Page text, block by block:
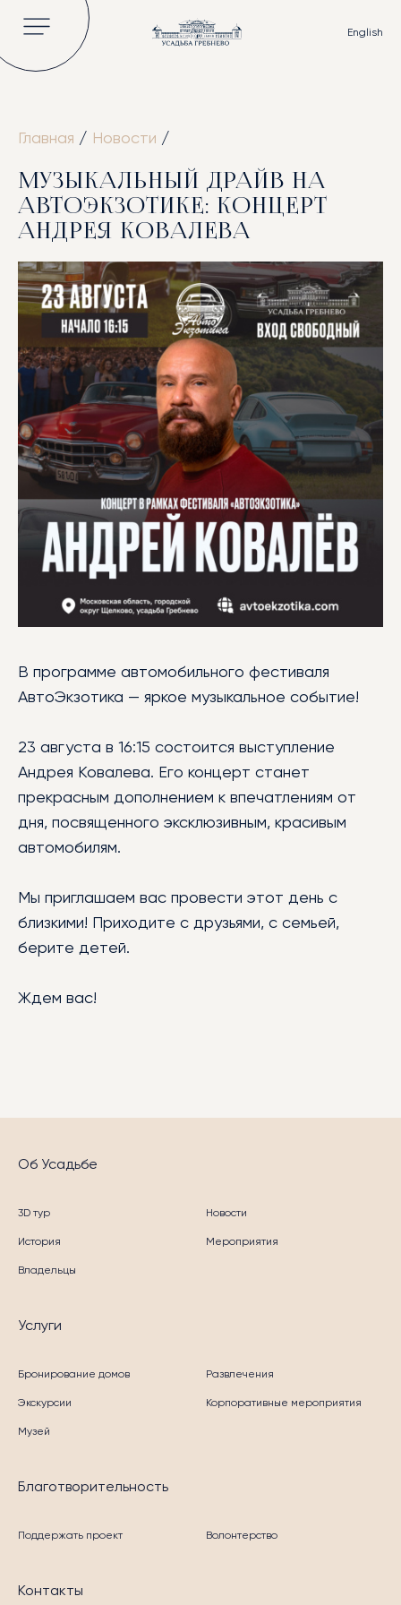
English
ОБ УСАДЬБЕ
ИСТОРИЯ
КНИГИ И СТАТЬИ
ВИДЕО
НОВОСТИ
ГАЛЕРЕЯ
БИБЛИОТЕКА
МЕРОПРИЯТИЯ
УСЛУГИ
БЛАГОТВОРИТЕЛЬНОСТЬ
КОНТАКТЫ
Главная / Новости /
МУЗЫКАЛЬНЫЙ ДРАЙВ НА
АВТОЭКЗОТИКЕ: КОНЦЕРТ
АНДРЕЯ КОВАЛЕВА
В программе автомобильного фестиваля
АвтоЭкзотика — яркое музыкальное событие!
23 августа в 16:15 состоится выступление
Андрея Ковалева. Его концерт станет
прекрасным дополнением к впечатлениям от
дня, посвященного эксклюзивным, красивым
автомобилям.
Мы приглашаем вас провести этот день с
близкими! Приходите с друзьями, с семьей,
берите детей.
Ждем вас!
Об Усадьбе
3D тур
История
Владельцы
Новости
Мероприятия
Услуги
Бронирование домов
Экскурсии
Музей
Развлечения
Корпоративные мероприятия
Благотворительность
Поддержать проект Волонтерство
Контакты